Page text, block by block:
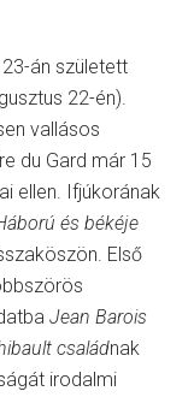
án született
22-én).
vallásos
du Gard már 15
ellen. Ifjúkorának
és békéje
Első
Jean Barois
családnak
irodalmi